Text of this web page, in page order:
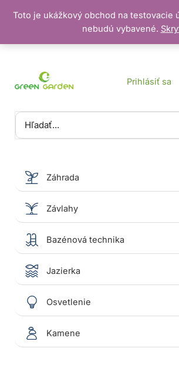
Toto je ukážkový obchod na testovacie
nebudú vybavené.
Vyhľadať:
Prihlásiť sa
Záhrada
Závlahy
Bazénová technika
Jazierka
Osvetlenie
Kamene